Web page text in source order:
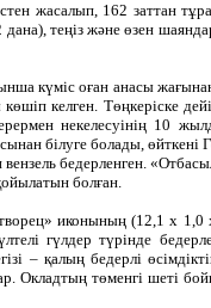
жасалып, 162 заттан
теңіз және өзен
күміс оған анасы
келген. Төңкеріске
некелесуінің 10
білуге болады, өйткені
бедерленген.
болған.
иконының (12,1 х 1,0
гүлдер түрінде
қалың бедерлі
Окладтың төменгі шеті